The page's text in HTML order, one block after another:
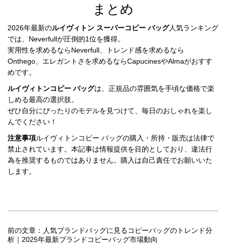
まとめ
2026年最新のルイヴィトン スーパーコピー バッグ人気ランキング
では、Neverfullが圧倒的1位を獲得。
実用性を求めるならNeverfull、トレンド感を求めるなら
Onthego、エレガントさを求めるならCapucinesやAlmaがおすす
めです。
ルイヴィトンコピー バッグは、正規品の雰囲気を手頃な価格で楽
しめる最高の選択肢。
ぜひ自分にぴったりのモデルを見つけて、毎日のおしゃれを楽し
んでください！
注意事項ルイヴィトンコピー バッグの購入・所持・販売は法律で
禁止されています。本記事は情報提供を目的としており、違法行
為を推奨するものではありません。購入は自己責任でお願いいた
します。
前の文章：人気ブランドバッグに見るコピーバッグのトレンド分
析｜2025年最新ブランドコピーバッグ市場動向